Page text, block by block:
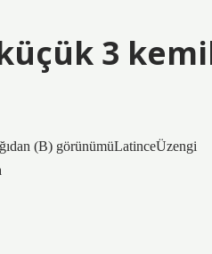
3
(B) görünümüLatinceÜzengi